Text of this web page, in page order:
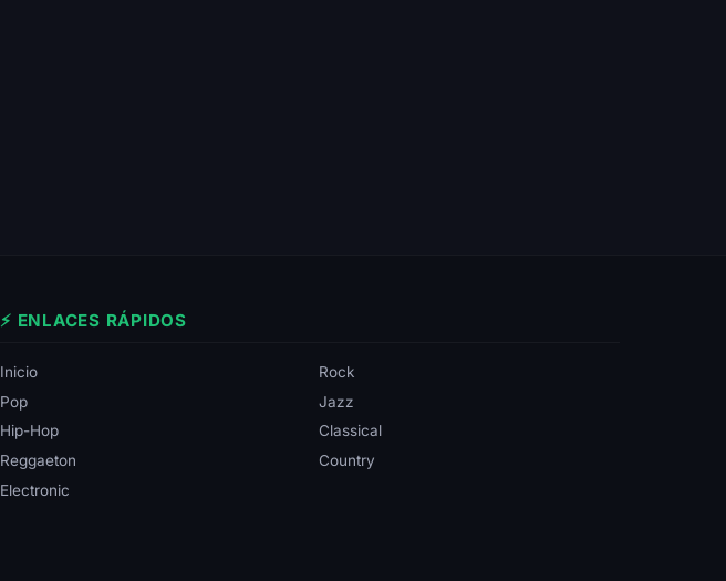
⚡ ENLACES RÁPIDOS
Inicio
Rock
Pop
Jazz
Hip-Hop
Classical
Reggaeton
Country
Electronic